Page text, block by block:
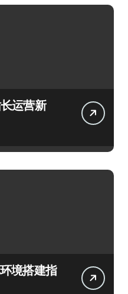
运营新
境搭建指